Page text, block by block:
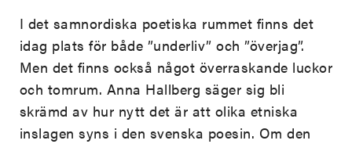
I det samnordiska poetiska rummet finns det
idag plats för både ”underliv” och ”överjag”.
Men det finns också något överraskande luckor
och tomrum. Anna Hallberg säger sig bli
skrämd av hur nytt det är att olika etniska
inslagen syns i den svenska poesin. Om den